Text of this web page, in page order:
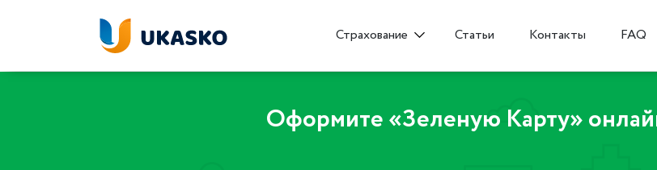
Страхование Статьи Контакты FAQ
Оформите «Зеленую Карту»